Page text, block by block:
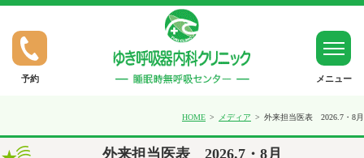
予約 メニュー
HOME メディア 外来担当医表 2026.7・8月
外来担当医表 2026.7・8月